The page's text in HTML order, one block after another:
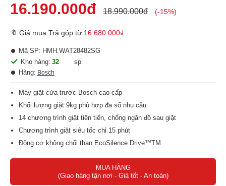
16.190.000đ 18.990.000đ (-15%)
🔖 Giá mua Trả góp từ 16.680.000₫
Kho hàng: 32
sp
Hãng: Bosch
Mã SP: HMH.WAT28482SG
Máy giặt cửa trước Bosch cao cấp
Khối lượng giặt 9kg phù hợp đa số nhu cầu
14 chương trình giặt tiên tiến, chống ngăn đồ sau giặt
Chương trình giặt siêu tốc chỉ 15 phút
Động cơ không chổi than EcoSilence Drive™TM
Điều khiển điện tử, màn hình LED
Chức năng SpeedPerfect: có thể giảm tới 65% thời gian giặt
MUA HÀNG
(Giao hàng tận nơi - Giá tốt - An toàn)